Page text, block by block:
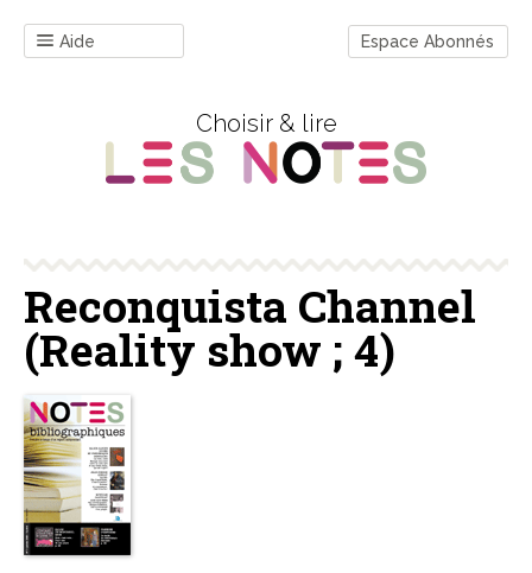
Aide Espace Abonnés
Choisir & lire
Reconquista Channel
(Reality show ; 4)